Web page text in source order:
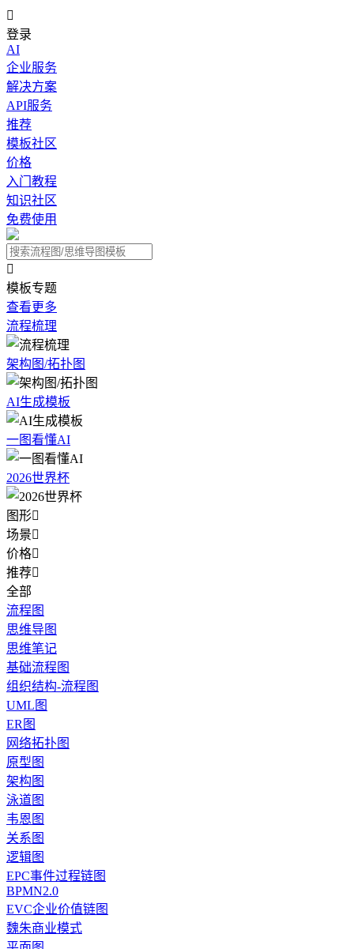

登录
AI
企业服务
解决方案
API服务
推荐
模板社区
价格
入门教程
知识社区
免费使用

模板专题
查看更多
流程梳理
架构图/拓扑图
AI生成模板
一图看懂AI
2026世界杯
图形
场景
价格
推荐
全部
流程图
思维导图
思维笔记
基础流程图
组织结构-流程图
UML图
ER图
网络拓扑图
原型图
架构图
泳道图
韦恩图
关系图
逻辑图
EPC事件过程链图
BPMN2.0
EVC企业价值链图
魏朱商业模式